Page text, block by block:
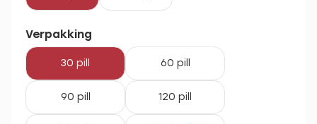
Verpakking
30 pill 60 pill
90 pill 120 pill